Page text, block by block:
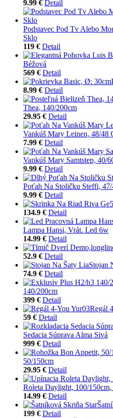
9.99 € Detail
Podstavec Pod Tv Alebo
Sklo
119 € Detail
Béžová
569 € Detail
8.99 € Detail
Thea, 140/200cm
29.95 € Detail
Vankúš Mary Leinen, 48/48
7.99 € Detail
Vankúš Mary Samtstep, 40/
9.99 € Detail
Poťah Na Stoličku Steffi,
9.99 € Detail
134.9 € Detail
Lampa Hansi, Vrát. Led 6w
14.99 € Detail
52.9 € Detail
Stojan
74.9 € Detail
140/200cm
399 € Detail
Regál
59 € Detail
Sedacia Súprava Alma Sivá
999 € Detail
50/150cm
29.95 € Detail
Roleta Daylight, 100/150cm,
14.99 € Detail
199 € Detail